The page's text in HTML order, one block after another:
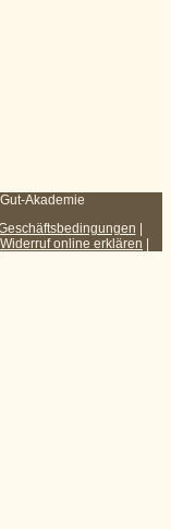
Akademie
|
Widerruf online erklären |